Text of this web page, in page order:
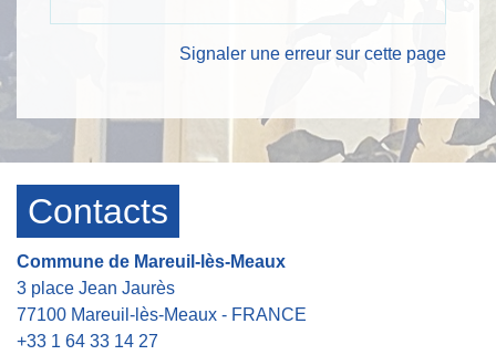
Signaler une erreur sur cette page
Contacts
Commune de Mareuil-lès-Meaux
3 place Jean Jaurès
77100 Mareuil-lès-Meaux - FRANCE
+33 1 64 33 14 27